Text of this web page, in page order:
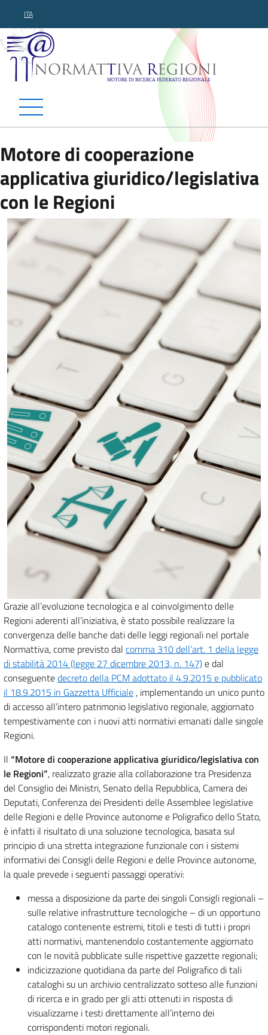
ITA
Normattiva Regioni -
Motore di cooperazione
applicativa giuridico/legislativa
con le Regioni
Grazie all’evoluzione tecnologica e al coinvolgimento delle
Regioni aderenti all’iniziativa, è stato possibile realizzare la
convergenza delle banche dati delle leggi regionali nel portale
Normattiva, come previsto dal comma 310 dell’art. 1 della legge
di stabilità 2014 (legge 27 dicembre 2013, n. 147)e dal
conseguentedecreto della PCM adottato il 4.9.2015 e pubblicato
il 18.9.2015 in Gazzetta Ufficiale , implementando un unico punto
di accesso all’intero patrimonio legislativo regionale, aggiornato
tempestivamente con i nuovi atti normativi emanati dalle singole
Regioni.
Il “Motore di cooperazione applicativa giuridico/legislativa con
le Regioni”, realizzato grazie alla collaborazione tra Presidenza
del Consiglio dei Ministri, Senato della Repubblica, Camera dei
Deputati, Conferenza dei Presidenti delle Assemblee legislative
delle Regioni e delle Province autonome e Poligrafico dello Stato,
è infatti il risultato di una soluzione tecnologica, basata sul
principio di una stretta integrazione funzionale con i sistemi
informativi dei Consigli delle Regioni e delle Province autonome,
la quale prevede i seguenti passaggi operativi:
messa a disposizione da parte dei singoli Consigli regionali –
sulle relative infrastrutture tecnologiche – di un opportuno
catalogo contenente estremi, titoli e testi di tutti i propri
atti normativi, mantenendolo costantemente aggiornato
con le novità pubblicate sulle rispettive gazzette regionali;
indicizzazione quotidiana da parte del Poligrafico di tali
cataloghi su un archivio centralizzato sotteso alle funzioni
di ricerca e in grado per gli atti ottenuti in risposta di
visualizzarne i testi direttamente all’interno dei
corrispondenti motori regionali.